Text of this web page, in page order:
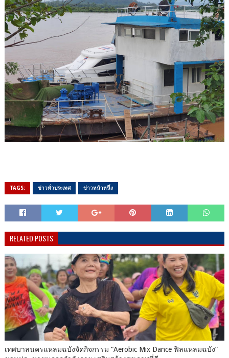
TAGS: ข่าวทั่วประเทศ ข่าวหน้าหนึ่ง
RELATED POSTS
เทศบาลนครแหลมฉบังจัดกิจกรรม “Aerobic Mix Dance ฟิลแหลมฉบัง”